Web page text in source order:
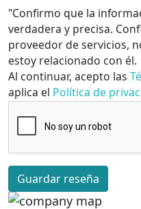
"Confirmo que la
verdadera y precisa.
proveedor de servicios,
estoy relacionado con él.
Al continuar, acepto las
aplica el Política de
Guardar reseña